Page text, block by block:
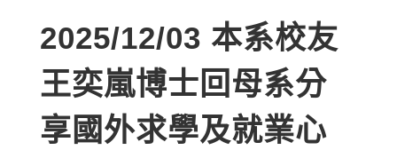
2025/12/03 本系校友
王奕嵐博士回母系分
享國外求學及就業心